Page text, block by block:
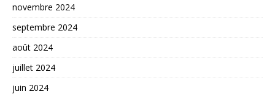
novembre 2024
septembre 2024
août 2024
juillet 2024
juin 2024